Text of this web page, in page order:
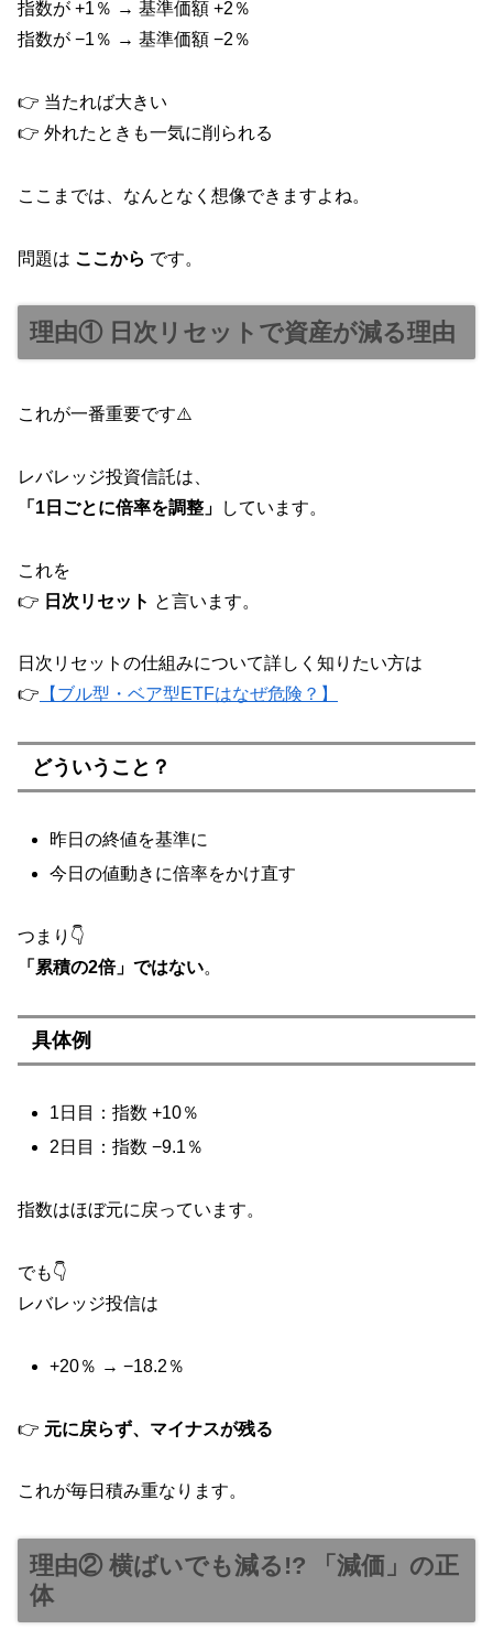
指数が +1％ → 基準価額 +2％
指数が −1％ → 基準価額 −2％
👉 当たれば大きい
👉 外れたときも一気に削られる
ここまでは、なんとなく想像できますよね。
問題は ここから です。
理由① 日次リセットで資産が減る理由
これが一番重要です⚠️
レバレッジ投資信託は、
「1日ごとに倍率を調整」
しています。
これを
👉 日次リセット と言います。
日次リセットの仕組みについて詳しく知りたい方は
👉 【ブル型・ベア型ETFはなぜ危険？】
どういうこと？
昨日の終値を基準に
今日の値動きに倍率をかけ直す
つまり👇
「累積の2倍」ではない。
具体例
1日目：指数 +10％
2日目：指数 −9.1％
指数はほぼ元に戻っています。
でも👇
レバレッジ投信は
+20％ → −18.2％
👉 元に戻らず、マイナスが残る
これが毎日積み重なります。
理由② 横ばいでも減る!? 「減価」の正
体